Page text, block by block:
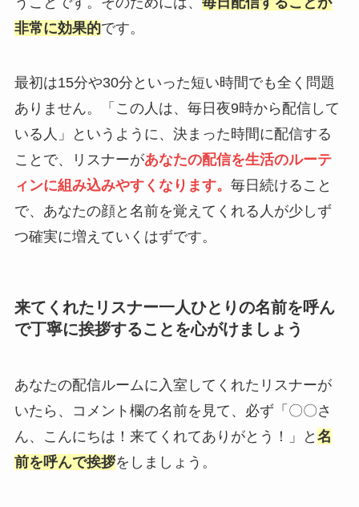
非常に効果的です。
最初は15分や30分といった短い時間でも全く問題
ありません。「この人は、毎日夜9時から配信して
いる人」というように、決まった時間に配信する
ことで、リスナーがあなたの配信を生活のルーテ
ィンに組み込みやすくなります。 毎日続けること
で、あなたの顔と名前を覚えてくれる人が少しず
つ確実に増えていくはずです。
来てくれたリスナー一人ひとりの名前を呼ん
で丁寧に挨拶することを心がけましょう
あなたの配信ルームに入室してくれたリスナーが
いたら、コメント欄の名前を見て、必ず「〇〇さ
ん、こんにちは！来てくれてありがとう！」と 名
前を呼んで挨拶をしましょう。